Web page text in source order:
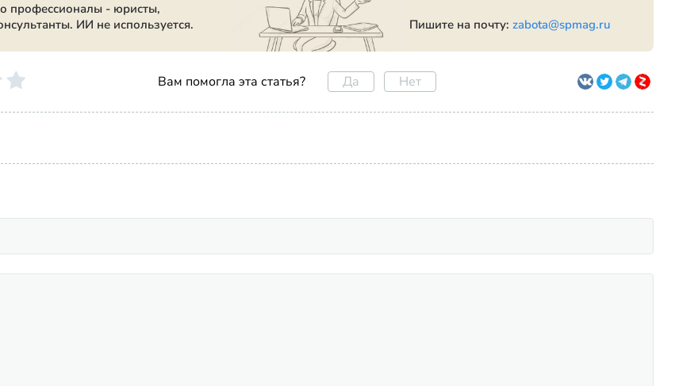
профессионалы - юристы,
ИИ не используется.
Пишите на почту:zabota@spmag.ru
Вам помогла эта статья? Да Нет